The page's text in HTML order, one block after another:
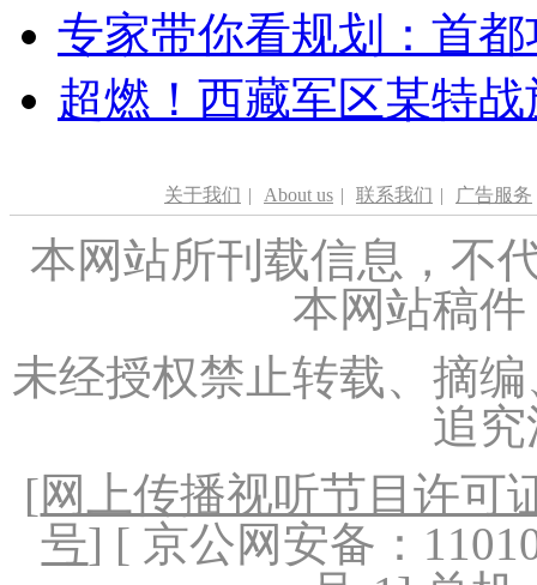
专家带你看规划：首
超燃！西藏军区某特
关于我们 | About us | 联系我们 | 广告服务
本网站所刊载信息，不
本网站稿
未经授权禁止转载、摘
追
[网上传播视听节目许可
号] [ 京公网安备：